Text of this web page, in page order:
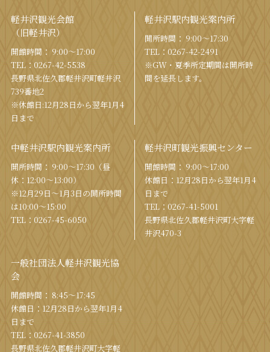
軽井沢観光会館
（旧軽井沢）
開館時間： 9:00〜17:00
TEL： 0267-42-5538
⻑野県北佐久郡軽井沢町軽井沢
739番地2
※休館日:12月28日から翌年1月4
日まで
軽井沢駅内観光案内所
開所時間： 9:00〜17:30
TEL： 0267-42-2491
※GW・夏季所定期間は開所時
間を延⻑します。
中軽井沢駅内観光案内所
開所時間： 9:00〜17:30（昼
休：12:00〜13:00）
※12月29日〜1月3日の開所時間
は10:00〜15:00
TEL： 0267-45-6050
軽井沢町観光振興センター
開館時間： 9:00〜17:00
休館⽇：12⽉28⽇から翌年1⽉4
⽇まで
TEL： 0267-41-5001
⻑野県北佐久郡軽井沢町⼤字軽
井沢470-3
一般社団法人軽井沢観光協
会
開館時間： 8:45～17:45
休館⽇：12⽉28⽇から翌年1⽉4
⽇まで
TEL： 0267-41-3850
⻑野県北佐久郡軽井沢町⼤字軽